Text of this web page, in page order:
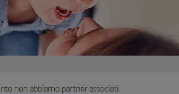
non abbiamo partner associati